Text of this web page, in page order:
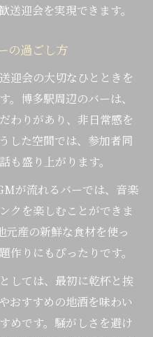
送迎会を実現できます。
の過ごし方
迎会の大切なひとときを
。博多駅周辺のバーは、
わりがあり、非日常感を
した空間では、参加者同
も盛り上がります。
が流れるバーでは、音楽
クを楽しむことができま
元産の新鮮な食材を使っ
作りにもぴったりです。
しては、最初に乾杯と挨
おすすめの地酒を味わい
めです。騒がしさを避け